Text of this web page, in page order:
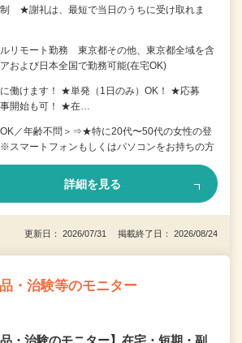
★謝礼は、最短で当日のうちに受け取れま
リモート勤務 東京都その他、東京都全域を含
および日本全国で勤務可能(在宅OK)
働けます！ ★単発（1日のみ）OK！ ★応募
事開始も可！ ★在…
OK／年齢不問＞⇒★特に20代〜50代の女性の登
マートフォンもしくはパソコンをお持ちの方
詳細を見る
更新日： 2026/07/31 掲載終了日： 2026/08/24
・治験等のモニター
・治験のモニター】在宅・短期・副